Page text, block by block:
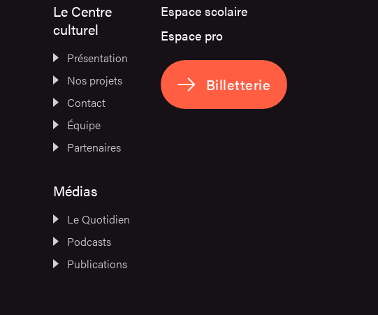
Le Centre
culturel
Présentation
Nos projets
Contact
Équipe
Partenaires
Médias
Le Quotidien
Podcasts
Publications
Espace scolaire
Espace pro
Billetterie